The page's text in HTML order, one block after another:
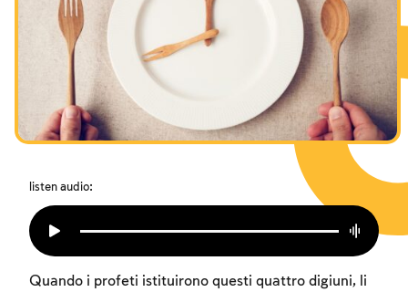
I digiuni commemorativi della distruzione del Tempio
Hanukkah
listen audio:
Quando i profeti istituirono questi quattro digiuni, li